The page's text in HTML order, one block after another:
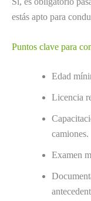
estás apto para
Puntos clave para
Edad
Licencia
camiones.
Examen